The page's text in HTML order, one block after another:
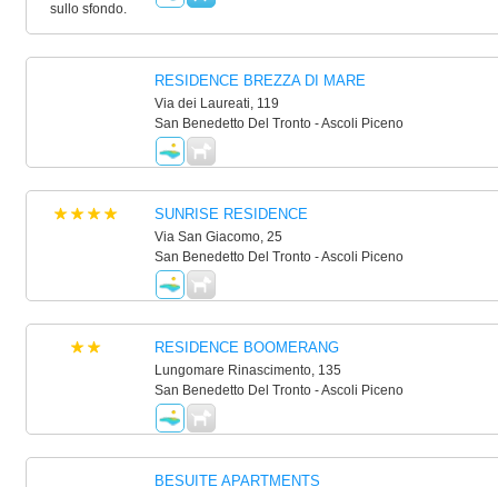
RESIDENCE BREZZA DI MARE
Via dei Laureati, 119
San Benedetto Del Tronto - Ascoli Piceno
SUNRISE RESIDENCE
Via San Giacomo, 25
San Benedetto Del Tronto - Ascoli Piceno
RESIDENCE BOOMERANG
Lungomare Rinascimento, 135
San Benedetto Del Tronto - Ascoli Piceno
BESUITE APARTMENTS